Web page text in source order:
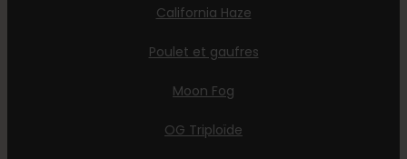
California Haze
Poulet et gaufres
Moon Fog
OG Triploïde